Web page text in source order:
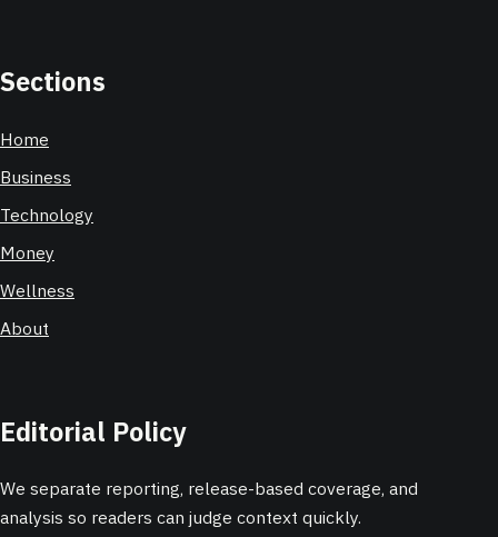
Sections
Home
Business
Technology
Money
Wellness
About
Editorial Policy
We separate reporting, release-based coverage, and
analysis so readers can judge context quickly.